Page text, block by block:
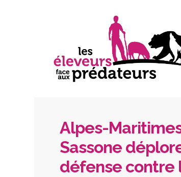
Alpes-
Sassone
défense contre